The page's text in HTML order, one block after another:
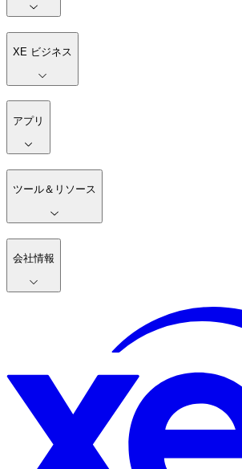
XE ビジネス
アプリ
ツール＆リソース
会社情報